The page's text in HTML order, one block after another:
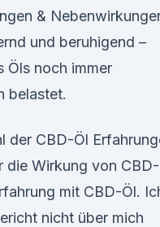
&
und beruhigend –
Öls noch immer
belastet.
der CBD-Öl
die Wirkung von
mit CBD-Öl.
nicht über mich